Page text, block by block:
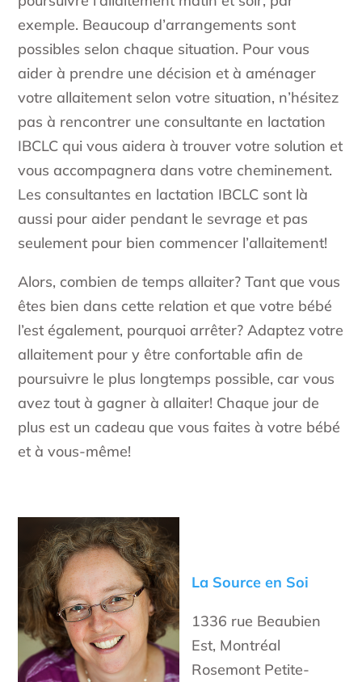
exemple. Beaucoup d’arrangements sont
possibles selon chaque situation. Pour vous
aider à prendre une décision et à aménager
votre allaitement selon votre situation, n’hésitez
pas à rencontrer une consultante en lactation
IBCLC qui vous aidera à trouver votre solution et
vous accompagnera dans votre cheminement.
Les consultantes en lactation IBCLC sont là
aussi pour aider pendant le sevrage et pas
seulement pour bien commencer l’allaitement!
Alors, combien de temps allaiter? Tant que vous
êtes bien dans cette relation et que votre bébé
l’est également, pourquoi arrêter? Adaptez votre
allaitement pour y être confortable afin de
poursuivre le plus longtemps possible, car vous
avez tout à gagner à allaiter! Chaque jour de
plus est un cadeau que vous faites à votre bébé
et à vous-même!
La Source en Soi
1336 rue Beaubien
Est, Montréal
Rosemont Petite-